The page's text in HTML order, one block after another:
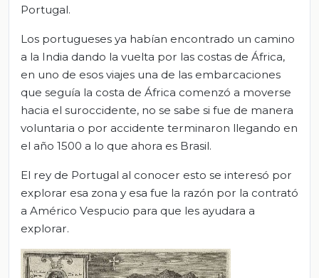
Portugal.
Los portugueses ya habían encontrado un camino
a la India dando la vuelta por las costas de África,
en uno de esos viajes una de las embarcaciones
que seguía la costa de África comenzó a moverse
hacia el suroccidente, no se sabe si fue de manera
voluntaria o por accidente terminaron llegando en
el año 1500 a lo que ahora es Brasil.
El rey de Portugal al conocer esto se interesó por
explorar esa zona y esa fue la razón por la contrató
a Américo Vespucio para que les ayudara a
explorar.